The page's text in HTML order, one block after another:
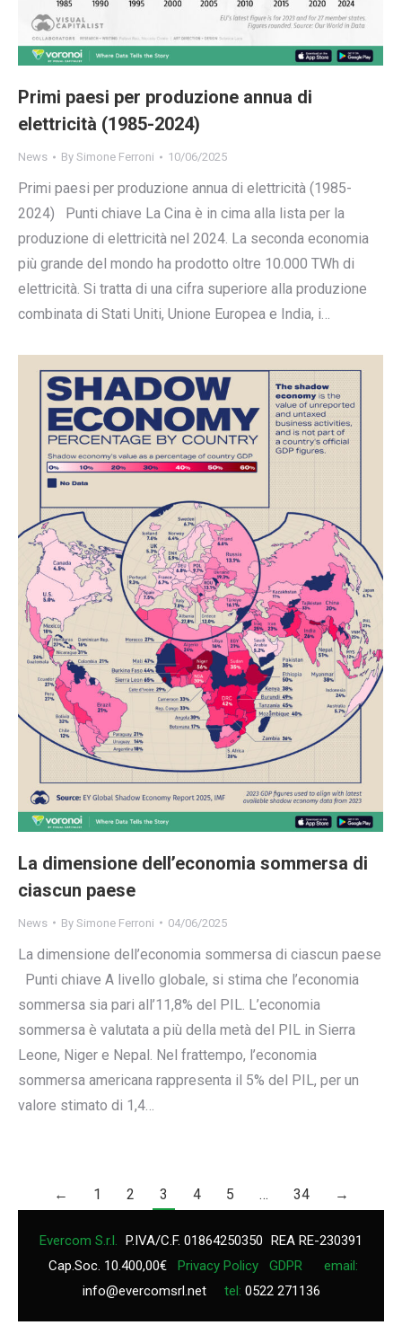
Primi paesi per produzione annua di
elettricità (1985-2024)
News By Simone Ferroni 10/06/2025
Primi paesi per produzione annua di elettricità (1985-
2024) Punti chiave La Cina è in cima alla lista per la
produzione di elettricità nel 2024. La seconda economia
più grande del mondo ha prodotto oltre 10.000 TWh di
elettricità. Si tratta di una cifra superiore alla produzione
combinata di Stati Uniti, Unione Europea e India, i…
La dimensione dell’economia sommersa di
ciascun paese
News By Simone Ferroni 04/06/2025
La dimensione dell’economia sommersa di ciascun paese
Punti chiave A livello globale, si stima che l’economia
sommersa sia pari all’11,8% del PIL. L’economia
sommersa è valutata a più della metà del PIL in Sierra
Leone, Niger e Nepal. Nel frattempo, l’economia
sommersa americana rappresenta il 5% del PIL, per un
valore stimato di 1,4…
← 1 2 3 4 5 … 34 →
Evercom S.r.l. P.IVA/C.F. 01864250350 REA RE-230391
Cap.Soc. 10.400,00€
Privacy Policy GDPR
email:
info@evercomsrl.net
tel: 0522 271136